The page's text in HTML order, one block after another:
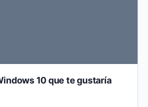
10 que te gustaría